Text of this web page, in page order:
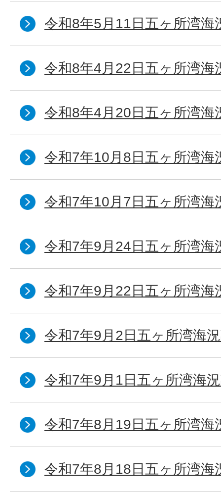
令和8年5月11日五ヶ所湾海
令和8年4月22日五ヶ所湾海
令和8年4月20日五ヶ所湾海
令和7年10月8日五ヶ所湾海
令和7年10月7日五ヶ所湾海
令和7年9月24日五ヶ所湾海
令和7年9月22日五ヶ所湾海
令和7年9月2日五ヶ所湾海
令和7年9月1日五ヶ所湾海
令和7年8月19日五ヶ所湾海
令和7年8月18日五ヶ所湾海